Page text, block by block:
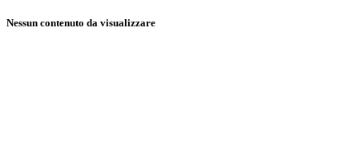
Nessun contenuto da visualizzare